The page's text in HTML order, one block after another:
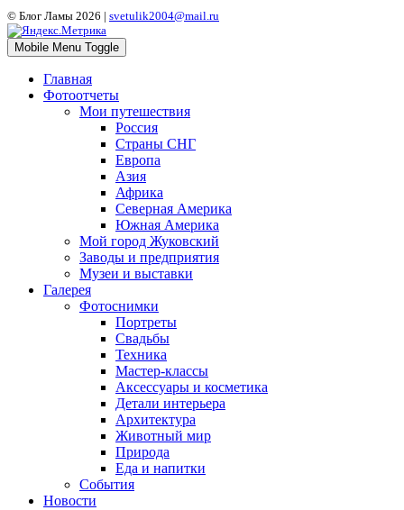
© Блог Ламы 2026 | svetulik2004@mail.ru
Mobile Menu Toggle
Главная
Фотоотчеты
Мои путешествия
Россия
Страны СНГ
Европа
Азия
Африка
Северная Америка
Южная Америка
Мой город Жуковский
Заводы и предприятия
Музеи и выставки
Галерея
Фотоснимки
Портреты
Свадьбы
Техника
Мастер-классы
Аксессуары и косметика
Детали интерьера
Архитектура
Животный мир
Природа
Еда и напитки
События
Новости